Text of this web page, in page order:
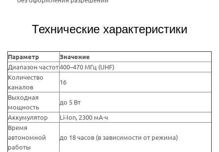
Технические характеристики
Параметр
Значение
Диапазон частот400–470 МГц (UHF)
Количество
каналов
16
Выходная
мощность
до 5 Вт
Аккумулятор
Li-Ion, 2300 мА·ч
Время
автономной
работы
до 18 часов (в зависимости от режима)